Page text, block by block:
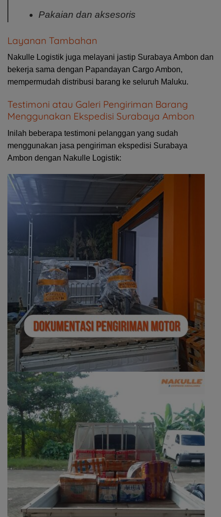
Pakaian dan aksesoris
Layanan Tambahan
Nakulle Logistik juga melayani jastip Surabaya Ambon dan
bekerja sama dengan Papandayan Cargo Ambon,
mempermudah distribusi barang ke seluruh Maluku.
Testimoni atau Galeri Pengiriman Barang
Menggunakan Ekspedisi Surabaya Ambon
Inilah beberapa testimoni pelanggan yang sudah
menggunakan jasa pengiriman ekspedisi Surabaya
Ambon dengan Nakulle Logistik: